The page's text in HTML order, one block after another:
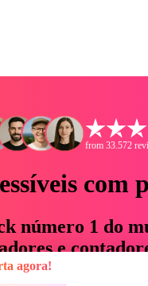
from 33.572
com
número 1 do
e
até 76% em